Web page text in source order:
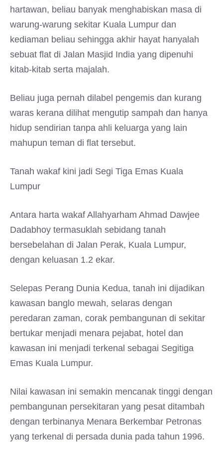
hartawan, beliau banyak menghabiskan masa di
warung-warung sekitar Kuala Lumpur dan
kediaman beliau sehingga akhir hayat hanyalah
sebuat flat di Jalan Masjid India yang dipenuhi
kitab-kitab serta majalah.
Beliau juga pernah dilabel pengemis dan kurang
waras kerana dilihat mengutip sampah dan hanya
hidup sendirian tanpa ahli keluarga yang lain
mahupun teman di flat tersebut.
Tanah wakaf kini jadi Segi Tiga Emas Kuala
Lumpur
Antara harta wakaf Allahyarham Ahmad Dawjee
Dadabhoy termasuklah sebidang tanah
bersebelahan di Jalan Perak, Kuala Lumpur,
dengan keluasan 1.2 ekar.
Selepas Perang Dunia Kedua, tanah ini dijadikan
kawasan banglo mewah, selaras dengan
peredaran zaman, corak pembangunan di sekitar
bertukar menjadi menara pejabat, hotel dan
kawasan ini menjadi terkenal sebagai Segitiga
Emas Kuala Lumpur.
Nilai kawasan ini semakin mencanak tinggi dengan
pembangunan persekitaran yang pesat ditambah
dengan terbinanya Menara Berkembar Petronas
yang terkenal di persada dunia pada tahun 1996.